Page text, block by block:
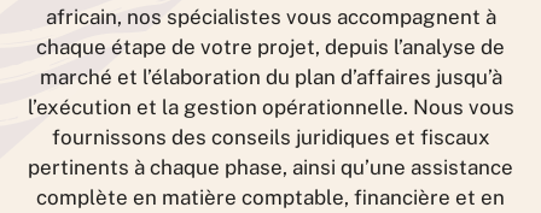
africain, nos spécialistes vous accompagnent à
chaque étape de votre projet, depuis l’analyse de
marché et l’élaboration du plan d’affaires jusqu’à
l’exécution et la gestion opérationnelle. Nous vous
fournissons des conseils juridiques et fiscaux
pertinents à chaque phase, ainsi qu’une assistance
complète en matière comptable, financière et en